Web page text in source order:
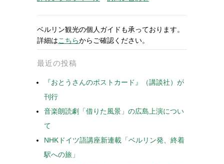
ベルリン観光の個人ガイドも承っております。
詳細はこちらからご確認ください。
最近の投稿
『おとうさんのポストカード』（講談社）が
刊行
音楽朗読劇「借りた風景」の広島上演につい
て
NHKドイツ語講座新連載「ベルリン発、終着
駅への旅」